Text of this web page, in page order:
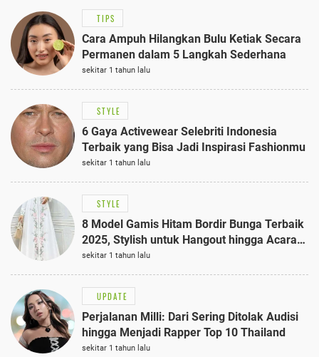
TIPS
Cara Ampuh Hilangkan Bulu Ketiak Secara
Permanen dalam 5 Langkah Sederhana
sekitar 1 tahun lalu
STYLE
6 Gaya Activewear Selebriti Indonesia
Terbaik yang Bisa Jadi Inspirasi Fashionmu
sekitar 1 tahun lalu
STYLE
8 Model Gamis Hitam Bordir Bunga Terbaik
2025, Stylish untuk Hangout hingga Acara
Semi-Formal
sekitar 1 tahun lalu
UPDATE
Perjalanan Milli: Dari Sering Ditolak Audisi
hingga Menjadi Rapper Top 10 Thailand
sekitar 1 tahun lalu